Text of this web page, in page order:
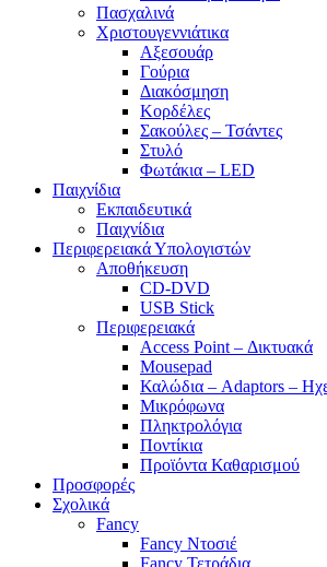
Πασχαλινά
Χριστουγεννιάτικα
Αξεσουάρ
Γούρια
Διακόσμηση
Κορδέλες
Σακούλες – Τσάντες
Στυλό
Φωτάκια – LED
Παιχνίδια
Εκπαιδευτικά
Παιχνίδια
Περιφερειακά Υπολογιστών
Αποθήκευση
CD-DVD
USB Stick
Περιφερειακά
Access Point – Δικτυακά
Mousepad
Καλώδια – Adaptors –
Μικρόφωνα
Πληκτρολόγια
Ποντίκια
Προϊόντα Καθαρισμού
Προσφορές
Σχολικά
Fancy
Fancy Ντοσιέ